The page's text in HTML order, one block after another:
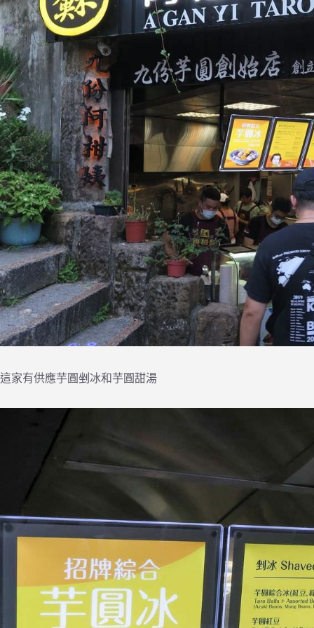
這家有供應芋圓剉冰和芋圓甜湯